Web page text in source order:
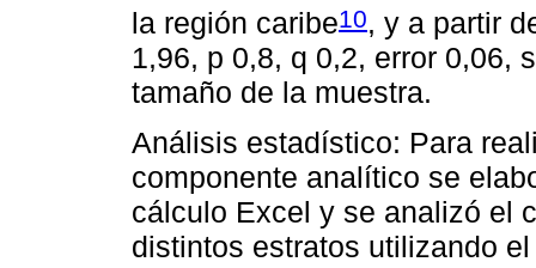
la región caribe10, y a partir
1,96, p 0,8, q 0,2, error 0,06,
tamaño de la muestra.
Análisis estadístico: Para
componente analítico se
cálculo Excel y se analizó el
distintos estratos utilizando